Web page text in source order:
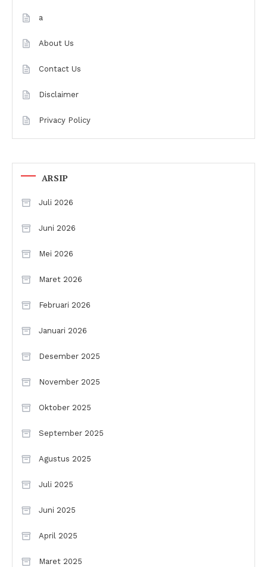
a
About Us
Contact Us
Disclaimer
Privacy Policy
ARSIP
Juli 2026
Juni 2026
Mei 2026
Maret 2026
Februari 2026
Januari 2026
Desember 2025
November 2025
Oktober 2025
September 2025
Agustus 2025
Juli 2025
Juni 2025
April 2025
Maret 2025